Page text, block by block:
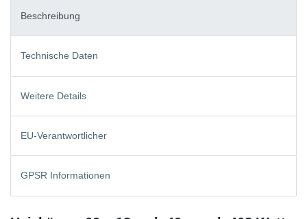
Beschreibung
Technische Daten
Weitere Details
EU-Verantwortlicher
GPSR Informationen